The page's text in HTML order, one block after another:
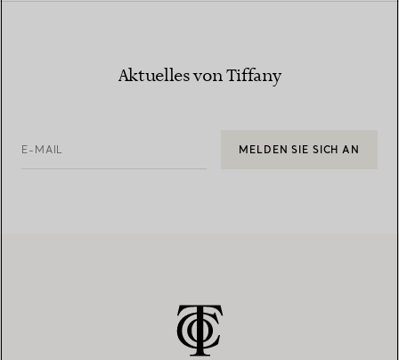
Aktuelles von Tiffany
E-MAIL MELDEN SIE SICH AN